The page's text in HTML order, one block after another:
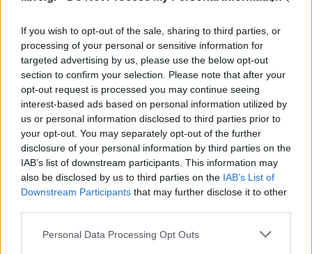
If you wish to opt-out of the sale, sharing to third parties, or
processing of your personal or sensitive information for
targeted advertising by us, please use the below opt-out
section to confirm your selection. Please note that after your
opt-out request is processed you may continue seeing
interest-based ads based on personal information utilized by
us or personal information disclosed to third parties prior to
your opt-out. You may separately opt-out of the further
disclosure of your personal information by third parties on the
IAB’s list of downstream participants. This information may
also be disclosed by us to third parties on the IAB’s List of
Downstream Participants that may further disclose it to other
Personal Data Processing Opt Outs